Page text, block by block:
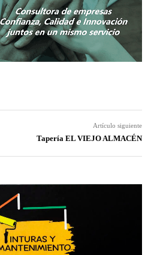
Artículo siguiente
Tapería EL VIEJO ALMACÉN